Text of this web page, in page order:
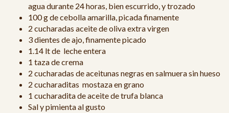
agua durante 24 horas, bien escurrido, y trozado
100 g de cebolla amarilla, picada finamente
2 cucharadas aceite de oliva extra virgen
3 dientes de ajo, finamente picado
1.14 lt de leche entera
1 taza de crema
2 cucharadas de aceitunas negras en salmuera sin hueso
2 cucharaditas mostaza en grano
1 cucharadita de aceite de trufa blanca
Sal y pimienta al gusto